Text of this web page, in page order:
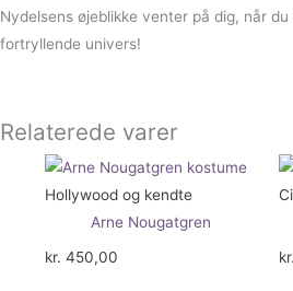
Nydelsens øjeblikke venter på dig, når
fortryllende univers!
Relaterede varer
Hollywood og kendte
Arne Nougatgren
kr. 450,00
kr.